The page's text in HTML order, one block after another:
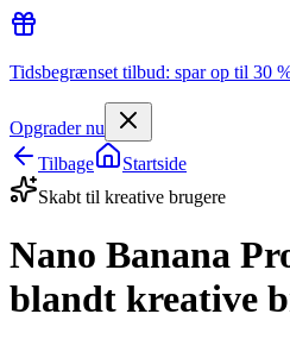
Tidsbegrænset tilbud: spar op til 30
Opgrader nu
Tilbage
Startside
Skabt til kreative brugere
Nano Banana
blandt kreative